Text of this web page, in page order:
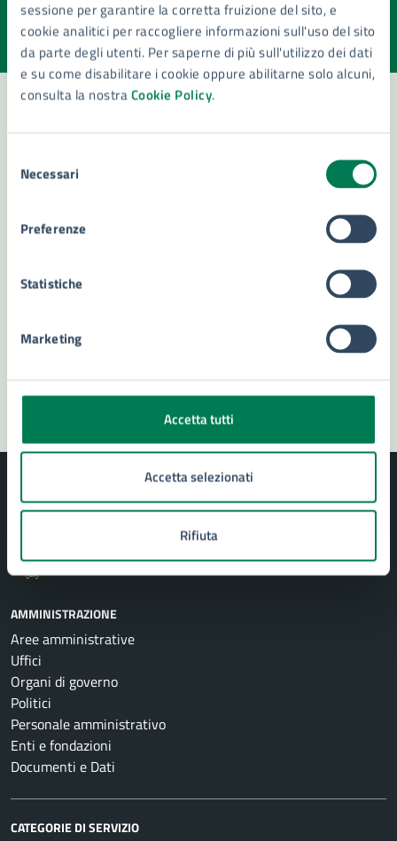
sessione per garantire la corretta fruizione del sito, e
cookie analitici per raccogliere informazioni sull'uso del sito
da parte degli utenti. Per saperne di più sull'utilizzo dei dati
e su come disabilitare i cookie oppure abilitarne solo alcuni,
consulta la nostraCookie Policy.
delNecessari
Preferenze
Statistiche
Marketing
Accetta tutti
Accetta selezionati
Rifiuta
Valuta la chiarezza delle informazioni (da 1 a 5 stelle)
Seleziona il numero di stelle per valutare la chiarezza delle
Valuta 5 stelle su 5
Valuta 4 stelle su 5
Valuta 3 stelle su 5
Valuta 2 stelle su 5
Valuta 1 stelle su 5
Leggi le domande frequenti
Richiedi assistenza
Prenota appuntamento
Problemi in città
Comune di Siracusa
AMMINISTRAZIONE
Aree amministrative
Uffici
Organi di governo
Politici
Personale amministrativo
Enti e fondazioni
Documenti e Dati
CATEGORIE DI SERVIZIO